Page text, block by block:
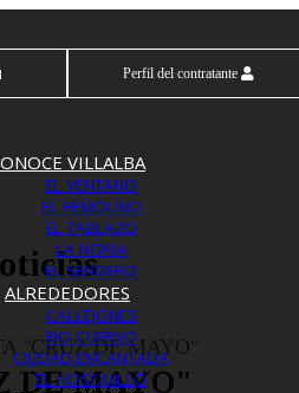
Perfil del contratante
VILLALBA
EL VENTANO
EL REMOLINO
EL TABLAZO
LA NORIA
EL SENDERO
ALREDEDORES
CALLEJONES
RIO CUERVO
CIUDAD ENCANTADA
EL HOSQUILLO
"CRUZ DE MAYO"
DE MAYO"